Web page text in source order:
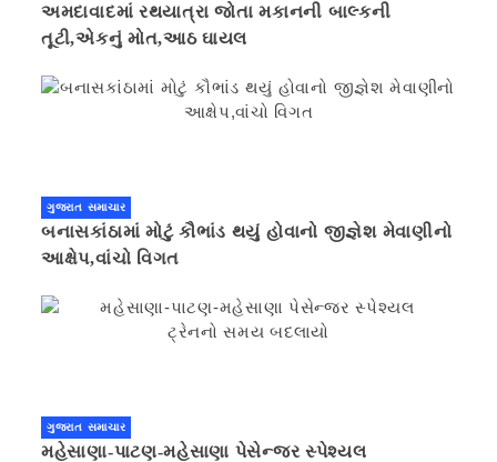
અમદાવાદમાં રથયાત્રા જોતા મકાનની બાલ્કની
તૂટી,એકનું મોત,આઠ ઘાયલ
ગુજરાત સમાચાર
બનાસકાંઠામાં મોટું કૌભાંડ થયું હોવાનો જીજ્ઞેશ મેવાણીનો
આક્ષેપ,વાંચો વિગત
ગુજરાત સમાચાર
મહેસાણા-પાટણ-મહેસાણા પેસેન્જર સ્પેશ્યલ